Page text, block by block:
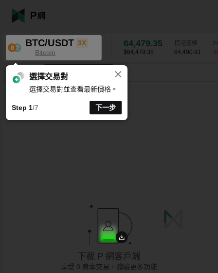
BTC/USDT 3X
Bitcoin
64,479.35
$64,479.35
標記價格
64,490.91
-
BTC/USDT -0.74% 64,479.35
15 分1 時4 時1 天1 週
下載 P 網客戶端
享受 0 費率交易，體驗更多功能
K 線時間週期支援自訂 ×
選擇交易對
選擇交易對並查看最新價格。
Step 1/7 下一步